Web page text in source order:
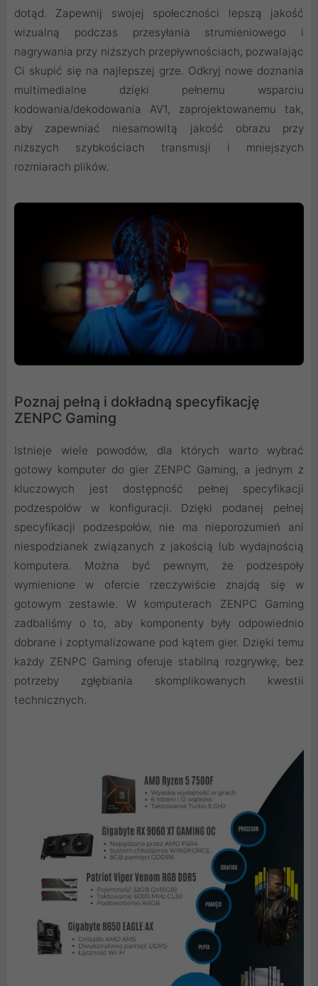
dotąd. Zapewnij swojej społeczności lepszą jakość
wizualną podczas przesyłania strumieniowego i
nagrywania przy niższych przepływnościach, pozwalając
Ci skupić się na najlepszej grze. Odkryj nowe doznania
multimedialne dzięki pełnemu wsparciu
kodowania/dekodowania AV1, zaprojektowanemu tak,
aby zapewniać niesamowitą jakość obrazu przy
niższych szybkościach transmisji i mniejszych
rozmiarach plików.
Poznaj pełną i dokładną specyfikację
ZENPC Gaming
Istnieje wiele powodów, dla których warto wybrać
gotowy komputer do gier ZENPC Gaming, a jednym z
kluczowych jest dostępność pełnej specyfikacji
podzespołów w konfiguracji. Dzięki podanej pełnej
specyfikacji podzespołów, nie ma nieporozumień ani
niespodzianek związanych z jakością lub wydajnością
komputera. Można być pewnym, że podzespoły
wymienione w ofercie rzeczywiście znajdą się w
gotowym zestawie. W komputerach ZENPC Gaming
zadbaliśmy o to, aby komponenty były odpowiednio
dobrane i zoptymalizowane pod kątem gier. Dzięki temu
każdy ZENPC Gaming oferuje stabilną rozgrywkę, bez
potrzeby zgłębiania skomplikowanych kwestii
technicznych.